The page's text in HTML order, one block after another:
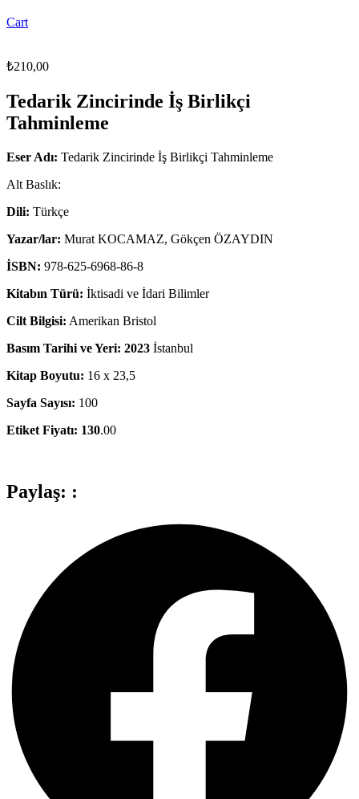
Cart
₺210,00
Tedarik Zincirinde İş Birlikçi
Tahminleme
Eser Adı: Tedarik Zincirinde İş Birlikçi Tahminleme
Alt Baslık:
Dili: Türkçe
Yazar/lar: Murat KOCAMAZ, Gökçen ÖZAYDIN
İSBN: 978-625-6968-86-8
Kitabın Türü: İktisadi ve İdari Bilimler
Cilt Bilgisi: Amerikan Bristol
Basım Tarihi ve Yeri: 2023 İstanbul
Kitap Boyutu: 16 x 23,5
Sayfa Sayısı: 100
Etiket Fiyatı: 130.00
Paylaş: :